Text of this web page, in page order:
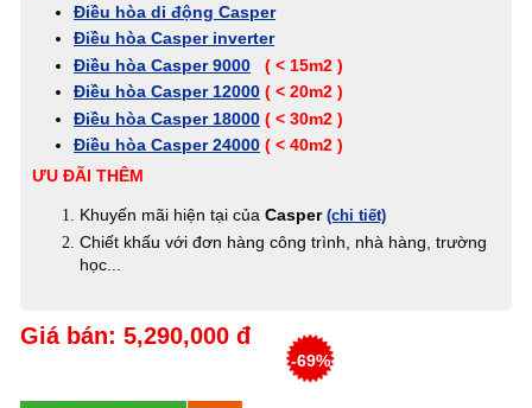
Điều hòa di động Casper
Điều hòa Casper inverter
Điều hòa Casper 9000
( < 15m2 )
Điều hòa Casper 12000 ( < 20m2 )
Điều hòa Casper 18000 ( < 30m2 )
Điều hòa Casper 24000 ( < 40m2 )
ƯU ĐÃI THÊM
Khuyến mãi hiện tại của Casper (chi tiết)
Chiết khấu với đơn hàng công trình, nhà hàng, trường
học...
Giá bán: 5,290,000 đ
-69%